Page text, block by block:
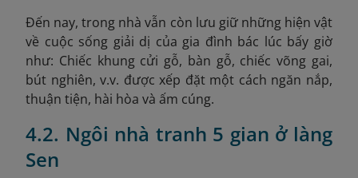
Đến nay, trong nhà vẫn còn lưu giữ những hiện vật
về cuộc sống giải dị của gia đình bác lúc bấy giờ
như: Chiếc khung cửi gỗ, bàn gỗ, chiếc võng gai,
bút nghiên, v.v. được xếp đặt một cách ngăn nắp,
thuận tiện, hài hòa và ấm cúng.
4.2. Ngôi nhà tranh 5 gian ở làng
Sen